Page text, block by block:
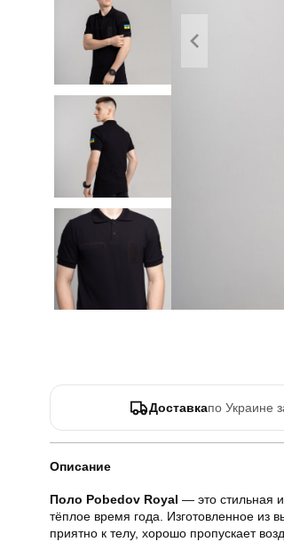
Доставкапо Украине
Описание
Поло Pobedov Royal — это стильная
тёплое время года. Изготовленное из
приятно к телу, хорошо пропускает